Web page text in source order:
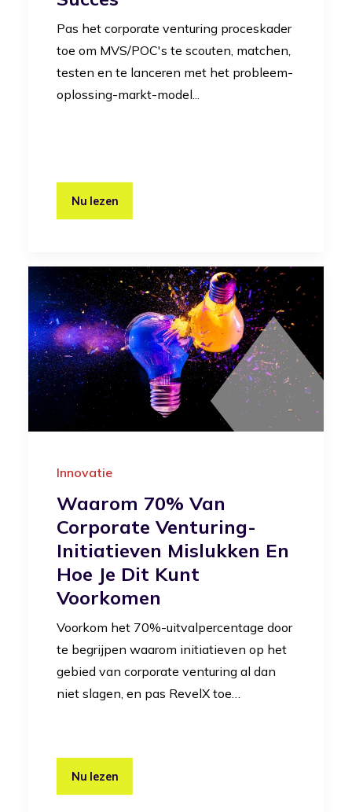
Pas het corporate venturing proceskader
toe om MVS/POC's te scouten, matchen,
testen en te lanceren met het probleem-
oplossing-markt-model...
Nu lezen
Innovatie
Waarom 70% Van
Corporate Venturing-
Initiatieven Mislukken En
Hoe Je Dit Kunt
Voorkomen
Voorkom het 70%-uitvalpercentage door
te begrijpen waarom initiatieven op het
gebied van corporate venturing al dan
niet slagen, en pas RevelX toe…
Nu lezen